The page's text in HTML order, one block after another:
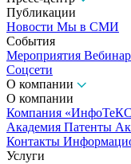
Публикации
Новости Мы в СМИ
События
Мероприятия
Соцсети
О компании
О компании
Компания
Академия Патенты
Контакты
Услуги